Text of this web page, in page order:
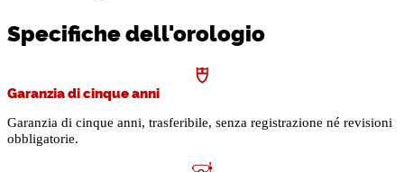
Specifiche dell'orologio
Garanzia di cinque anni
Garanzia di cinque anni, trasferibile, senza registrazione né revisioni
obbligatorie.